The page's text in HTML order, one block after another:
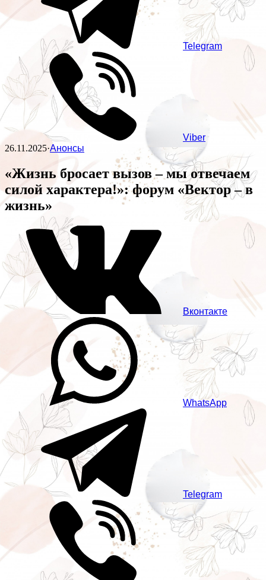
Telegram
Viber
26.11.2025·Анонсы
«Жизнь бросает вызов – мы отвечаем
силой характера!»: форум «Вектор – в
жизнь»
Вконтакте
WhatsApp
Telegram